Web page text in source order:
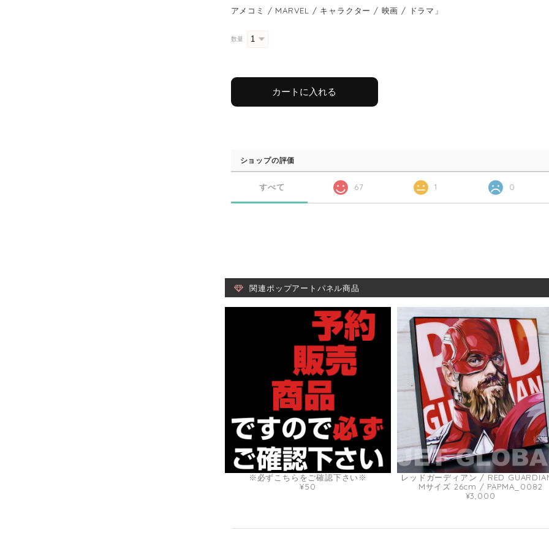
アメコミ / MARVEL / キャラクター / 映画 / ドラマ」
数量
カートに入れる
ショップの評価
すべて 67 1 0
関連ポップアートパネル商品
※必ずこちらをご確認下さい※
¥50
レッドガーディアン / RED
Mサイズ 26cm / PAPMA_0082
¥3,000